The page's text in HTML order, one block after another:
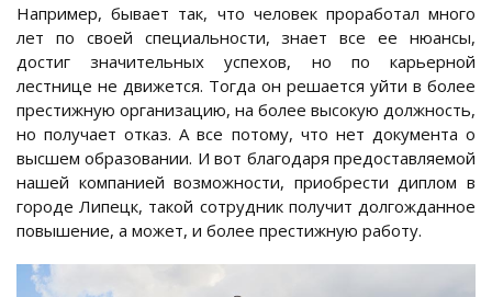
Например, бывает так, что человек проработал много
лет по своей специальности, знает все ее нюансы,
достиг значительных успехов, но по карьерной
лестнице не движется. Тогда он решается уйти в более
престижную организацию, на более высокую должность,
но получает отказ. А все потому, что нет документа о
высшем образовании. И вот благодаря предоставляемой
нашей компанией возможности, приобрести диплом в
городе Липецк, такой сотрудник получит долгожданное
повышение, а может, и более престижную работу.